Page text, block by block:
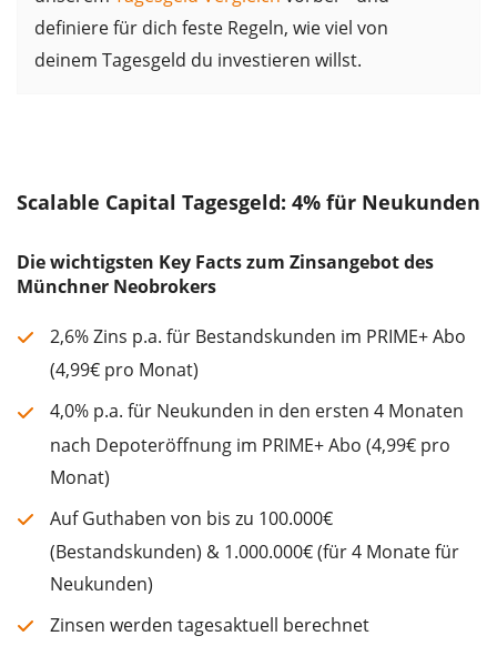
definiere für dich feste Regeln, wie viel von
deinem Tagesgeld du investieren willst.
Scalable Capital Tagesgeld: 4% für Neukunden
Die wichtigsten Key Facts zum Zinsangebot des
Münchner Neobrokers
2,6% Zins p.a. für Bestandskunden im PRIME+ Abo
(4,99€ pro Monat)
4,0% p.a. für Neukunden in den ersten 4 Monaten
nach Depoteröffnung im PRIME+ Abo (4,99€ pro
Monat)
Auf Guthaben von bis zu 100.000€
(Bestandskunden) & 1.000.000€ (für 4 Monate für
Neukunden)
Zinsen werden tagesaktuell berechnet